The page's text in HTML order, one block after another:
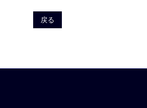
戻る